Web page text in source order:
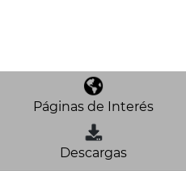
Páginas de Interés
Descargas